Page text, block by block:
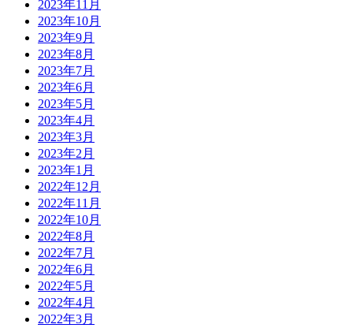
2023年11月
2023年10月
2023年9月
2023年8月
2023年7月
2023年6月
2023年5月
2023年4月
2023年3月
2023年2月
2023年1月
2022年12月
2022年11月
2022年10月
2022年8月
2022年7月
2022年6月
2022年5月
2022年4月
2022年3月